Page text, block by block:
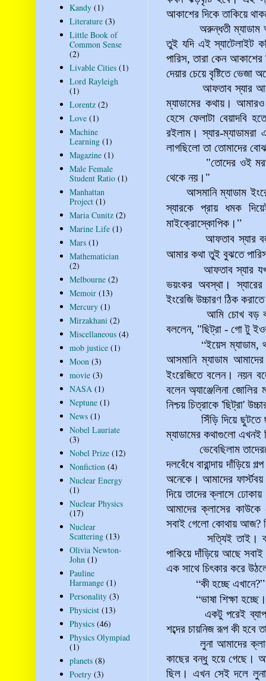
আকাশের দিকে তাকিয়ে
অরুন্ধতী ম্যাডাম
তুই যদি এই স্যাটেলাইট
পারিস, তারা কেন আকাশের
দেয়ার চেয়ে বৃষ্টিতে
আফতাব স্যার আর
ম্যাডামের কথায়।
হেসে ফেলাটা বেয়াদবি
রইলাম।স্যার-ম্যাডামরা
লাগছিলো তা তোমাদের
"তোদের ওই
থেকে নয়।"
আসমানি ম্যাডাম
স্যারকে প্রায় ধমক
মাইক্রোস্কোপিক ।”
আফতাব স্যার
আমার কথা তুই বুঝতে
আফতাব স্যার
ভয়ংকর অবস্থা। স্যারের
ইংরেজি উচ্চারণ ঠিক
আমি চোখ বড় বড়
বললেন, "ছিট্‌রা - গো টু
“ইয়েস ম্যাডাম,
আসমানি ম্যাডাম
ইংরেজিতে বলেন। নয়ন
বলেন অ্যাঞ্জেলিনা
নিশ্চয় চিত্রাকে 'ছিট্‌রা'
সিঁড়ি দিয়ে ছুটতে
ম্যাডামের কথাগুলো এখনই
ভেবেছিলাম
দলবেঁধে বারান্দায় দাঁড়িয়ে
অনেকে।আমাদের
দিয়ে তাদের ক্লাসে
আমাদের ক্লাসের কাউকে
সবাই গেলো কোথায় আজ?
সত্যিই তাই।
পাকিয়ে দাঁড়িয়ে আছে
এক সাথে চিৎকার করে
“কী হচ্ছে এখানে?”
“ভাষা শিক্ষা
একটু পরেই ব্যাপারটা
শব্দের চায়নিজ রূপ কী হবে
লুনা আমাদের
কাছের বন্ধু হয়ে গেছে।
ছিল। এখন সেই দলে
Kandy (1)
Literature (3)
Little Book of
Common Sense
(2)
Livable Cities (1)
Lord Rayleigh
(1)
Lorentz (2)
Love (1)
Machine
Learning (1)
Magazine (1)
Male Female
Student Ratio (1)
Manhattan
Project (1)
Maria Cunitz (2)
Marine Life (1)
Mars (1)
Mathematician
(2)
Melbourne (2)
Memoir (13)
Mercury (1)
Mirzakhani (2)
Miscellaneous (4)
mob justice (1)
Moon (3)
movie (3)
NASA (1)
Neptune (1)
News (1)
Nobel Lauriate
(3)
Nobel Prize (12)
Nonfiction (4)
Nuclear Energy
(1)
Nuclear Physics
(17)
Nuclear
Scattering (13)
Olivia Newton-
John (1)
Pauline
Harmange (1)
Personality (3)
Physicist (13)
Physics (46)
Physics Olympiad
(1)
planets (8)
Poetry (3)